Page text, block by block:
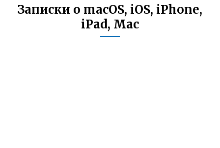
Записки о macOS, iOS, iPhone,
iPad, Mac